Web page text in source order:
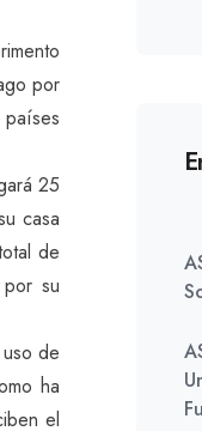
por
25
casa
de
su
de
ha
el